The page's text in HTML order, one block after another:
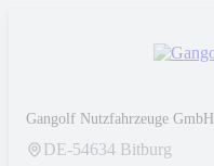
Gangolf Nutzfahrzeuge GmbH
DE-54634 Bitburg